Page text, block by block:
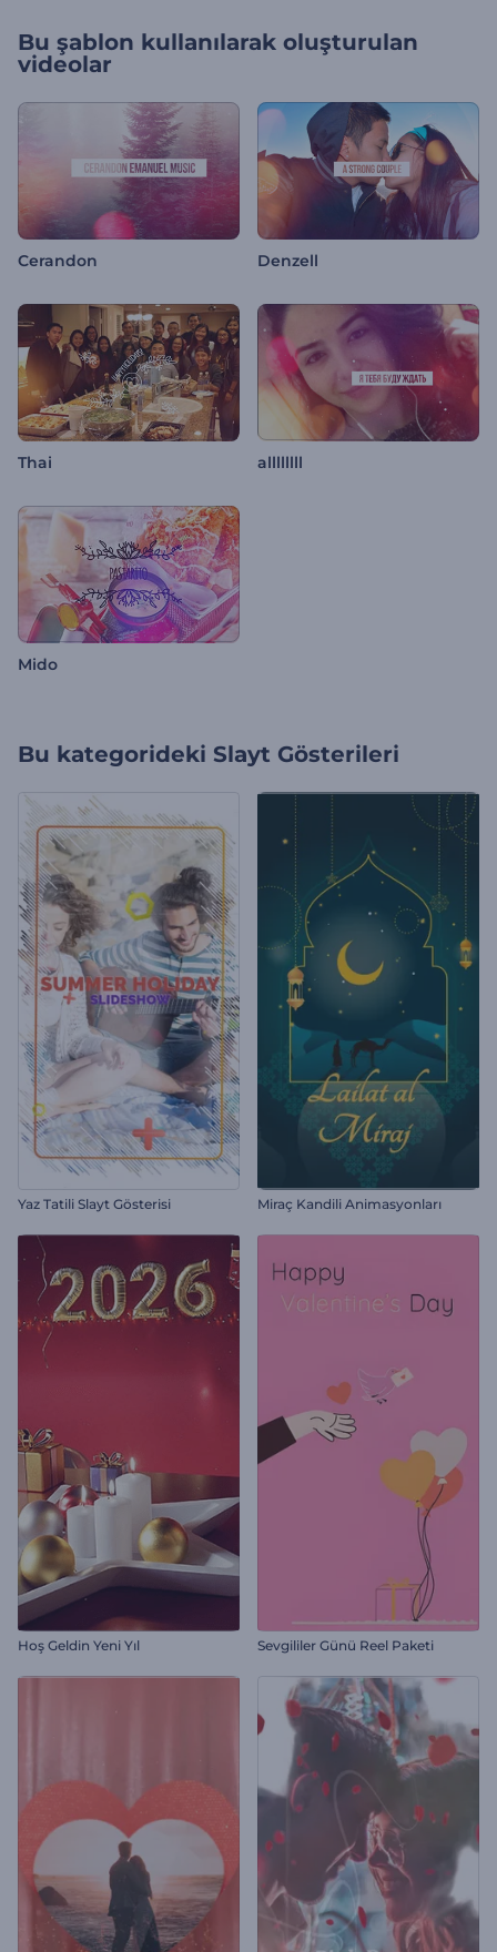
Bu şablon kullanılarak oluşturulan
videolar
Cerandon Denzell
Thai allllllll
Mido
Bu kategorideki Slayt Gösterileri
Yaz Tatili Slayt Gösterisi Miraç Kandili Animasyonları
Hoş Geldin Yeni Yıl Sevgililer Günü Reel Paketi